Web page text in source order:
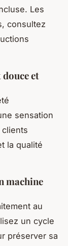
Les
consultez
et
sensation
la qualité
machine
au
un cycle
préserver sa